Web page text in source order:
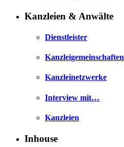
Kanzleien & Anwälte
Dienstleister
Kanzleigemeinschaften
Kanzleinetzwerke
Interview mit…
Kanzleien
Inhouse